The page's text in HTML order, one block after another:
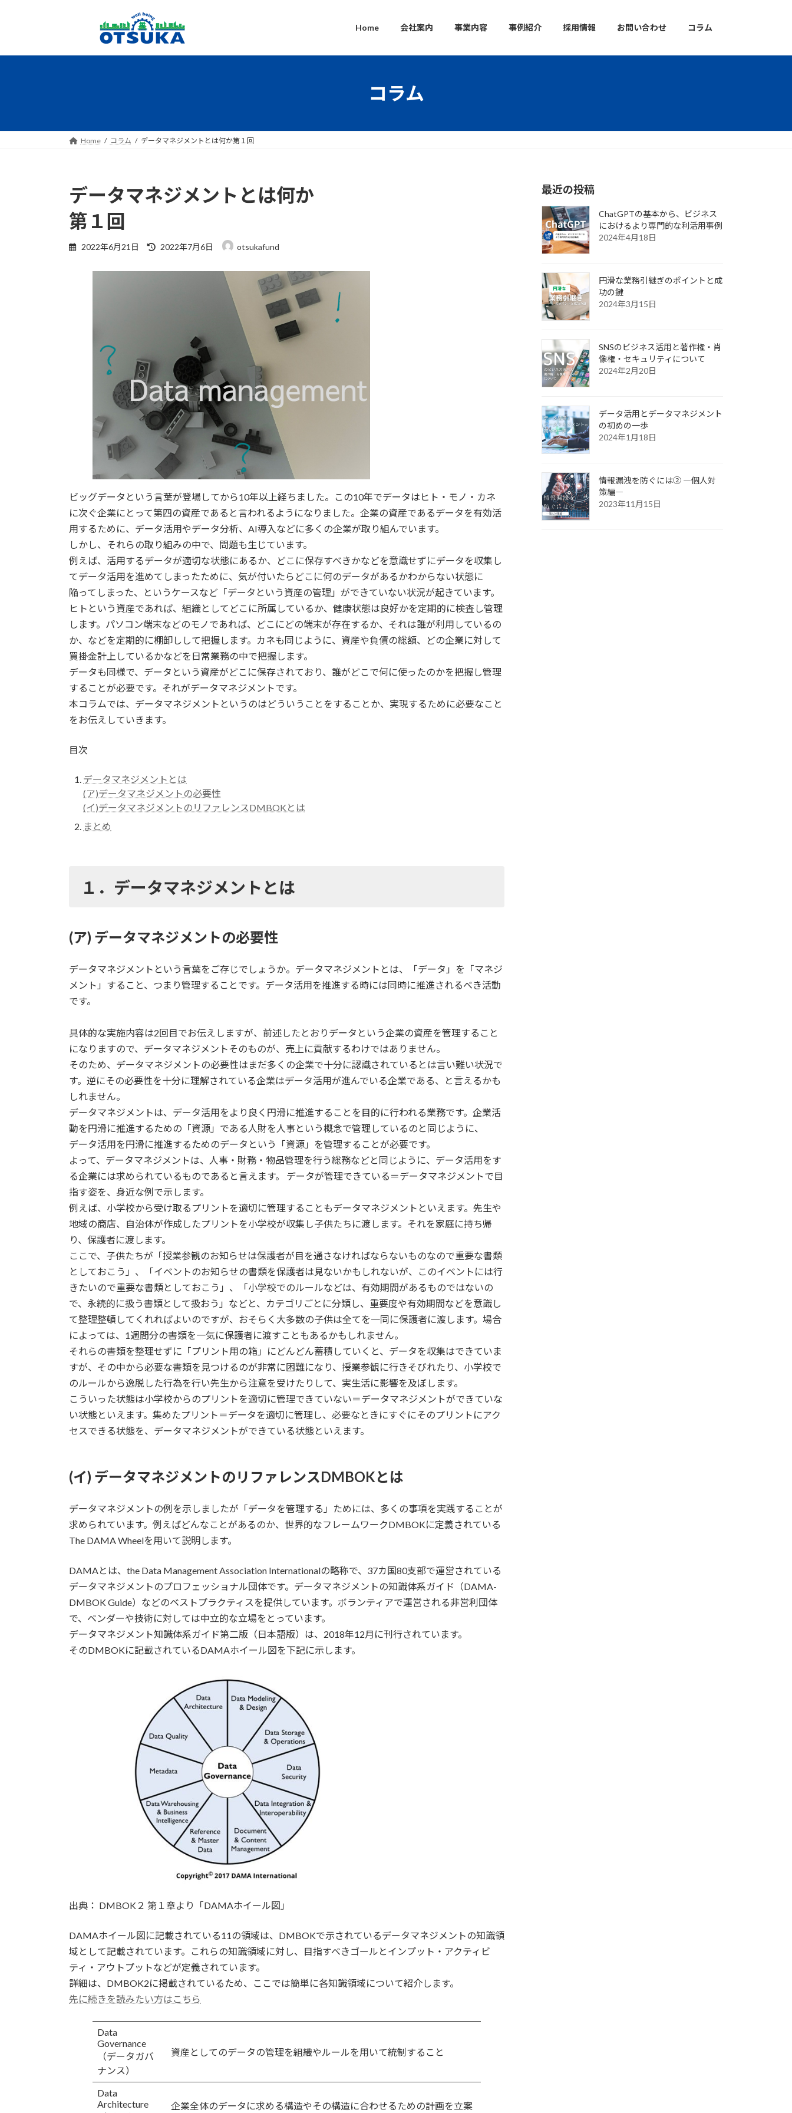
プ
動
Home 会社案内 事業内容 事例紹介 採用情報 お問い合わせ コラム
コラム
Home コラム データマネジメントとは何か第１回
データマネジメントとは何か
第１回
2022年6月21日
最
2022年7月6日 otsukafund
ビッグデータという言葉が登場してから10年以上経ちました。この10年でデータはヒト・モノ・カネ
に次ぐ企業にとって第四の資産であると言われるようになりました。企業の資産であるデータを有効活
用するために、データ活用やデータ分析、AI導入などに多くの企業が取り組んでいます。
しかし、それらの取り組みの中で、問題も生じています。
例えば、活用するデータが適切な状態にあるか、どこに保存すべきかなどを意識せずにデータを収集し
てデータ活用を進めてしまったために、気が付いたらどこに何のデータがあるかわからない状態に
陥ってしまった、というケースなど「データという資産の管理」ができていない状況が起きています。
ヒトという資産であれば、組織としてどこに所属しているか、健康状態は良好かを定期的に検査し管理
します。パソコン端末などのモノであれば、どこにどの端末が存在するか、それは誰が利用しているの
か、などを定期的に棚卸しして把握します。カネも同じように、資産や負債の総額、どの企業に対して
買掛金計上しているかなどを日常業務の中で把握します。
データも同様で、データという資産がどこに保存されており、誰がどこで何に使ったのかを把握し管理
することが必要です。それがデータマネジメントです。
本コラムでは、データマネジメントというのはどういうことをすることか、実現するために必要なこと
をお伝えしていきます。
目次
データマネジメントとは
(ア)データマネジメントの必要性
(イ)データマネジメントのリファレンスDMBOKとは
まとめ
１．データマネジメントとは
(ア) データマネジメントの必要性
データマネジメントという言葉をご存じでしょうか。データマネジメントとは、「データ」を「マネジ
メント」すること、つまり管理することです。データ活用を推進する時には同時に推進されるべき活動
です。
具体的な実施内容は2回目でお伝えしますが、前述したとおりデータという企業の資産を管理すること
になりますので、データマネジメントそのものが、売上に貢献するわけではありません。
そのため、データマネジメントの必要性はまだ多くの企業で十分に認識されているとは言い難い状況で
す。逆にその必要性を十分に理解されている企業はデータ活用が進んでいる企業である、と言えるかも
しれません。
データマネジメントは、データ活用をより良く円滑に推進することを目的に行われる業務です。企業活
動を円滑に推進するための「資源」である人財を人事という概念で管理しているのと同じように、
データ活用を円滑に推進するためのデータという「資源」を管理することが必要です。
よって、データマネジメントは、人事・財務・物品管理を行う総務などと同じように、データ活用をす
る企業には求められているものであると言えます。 データが管理できている＝データマネジメントで目
指す姿を、身近な例で示します。
例えば、小学校から受け取るプリントを適切に管理することもデータマネジメントといえます。先生や
地域の商店、自治体が作成したプリントを小学校が収集し子供たちに渡します。それを家庭に持ち帰
り、保護者に渡します。
ここで、子供たちが「授業参観のお知らせは保護者が目を通さなければならないものなので重要な書類
としておこう」、「イベントのお知らせの書類を保護者は見ないかもしれないが、このイベントには行
きたいので重要な書類としておこう」、「小学校でのルールなどは、有効期間があるものではないの
で、永続的に扱う書類として扱おう」などと、カテゴリごとに分類し、重要度や有効期間などを意識し
て整理整頓してくれればよいのですが、おそらく大多数の子供は全てを一同に保護者に渡します。場合
によっては、1週間分の書類を一気に保護者に渡すこともあるかもしれません。
それらの書類を整理せずに「プリント用の箱」にどんどん蓄積していくと、データを収集はできていま
すが、その中から必要な書類を見つけるのが非常に困難になり、授業参観に行きそびれたり、小学校で
のルールから逸脱した行為を行い先生から注意を受けたりして、実生活に影響を及ぼします。
こういった状態は小学校からのプリントを適切に管理できていない＝データマネジメントができていな
い状態といえます。集めたプリント＝データを適切に管理し、必要なときにすぐにそのプリントにアク
セスできる状態を、データマネジメントができている状態といえます。
(イ) データマネジメントのリファレンスDMBOKとは
データマネジメントの例を示しましたが「データを管理する」ためには、多くの事項を実践することが
求められています。例えばどんなことがあるのか、世界的なフレームワークDMBOKに定義されている
The DAMA Wheelを用いて説明します。
DAMAとは、the Data Management Association Internationalの略称で、37カ国80支部で運営されている
データマネジメントのプロフェッショナル団体です。データマネジメントの知識体系ガイド（DAMA-
DMBOK Guide）などのベストプラクティスを提供しています。ボランティアで運営される非営利団体
で、ベンダーや技術に対しては中立的な立場をとっています。
データマネジメント知識体系ガイド第二版（日本語版）は、2018年12月に刊行されています。
そのDMBOKに記載されているDAMAホイール図を下記に示します。
出典： DMBOK２ 第１章より「DAMAホイール図」
DAMAホイール図に記載されている11の領域は、DMBOKで示されているデータマネジメントの知識領
域として記載されています。これらの知識領域に対し、目指すべきゴールとインプット・アクティビ
ティ・アウトプットなどが定義されています。
詳細は、DMBOK2に掲載されているため、ここでは簡単に各知識領域について紹介します。
先に続きを読みたい方はこちら
Data
Governance
（データガバ
ナンス）
資産としてのデータの管理を組織やルールを用いて統制すること
Data
Architecture
企業全体のデータに求める構造やその構造に合わせるための計画を立案
最近の投稿
ChatGPTの基本から、ビジネス
におけるより専門的な利活用事例
2024年4月18日
円滑な業務引継ぎのポイントと成
功の鍵
2024年3月15日
SNSのビジネス活用と著作権・肖
像権・セキュリティについて
2024年2月20日
データ活用とデータマネジメント
の初めの一歩
2024年1月18日
情報漏洩を防ぐには② ―個人対
策編―
2023年11月15日